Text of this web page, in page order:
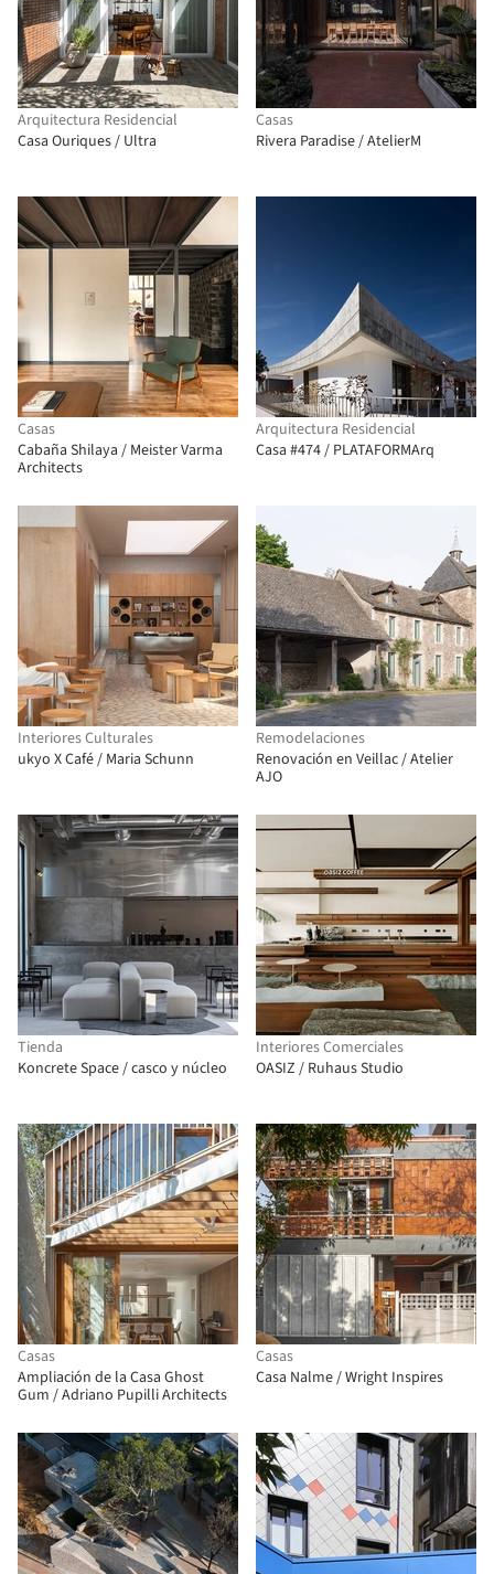
Arquitectura Residencial
Casa Ouriques / Ultra
Casas
Rivera Paradise / AtelierM
Casas
Cabaña Shilaya / Meister Varma
Architects
Arquitectura Residencial
Casa #474 / PLATAFORMArq
Interiores Culturales
ukyo X Café / Maria Schunn
Remodelaciones
Renovación en Veillac / Atelier
AJO
Tienda
Koncrete Space / casco y núcleo
Interiores Comerciales
OASIZ / Ruhaus Studio
Casas
Ampliación de la Casa Ghost
Gum / Adriano Pupilli Architects
Casas
Casa Nalme / Wright Inspires